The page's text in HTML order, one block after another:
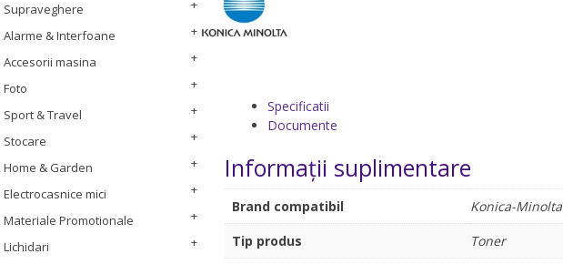
Supraveghere
Alarme & Interfoane
Accesorii masina
Foto
Sport & Travel
Stocare
Home & Garden
Electrocasnice mici
Materiale Promotionale
Lichidari
Specificatii
Documente
Informații suplimentare
Brand compatibil
Konica-Minolta
Tip produs
Toner